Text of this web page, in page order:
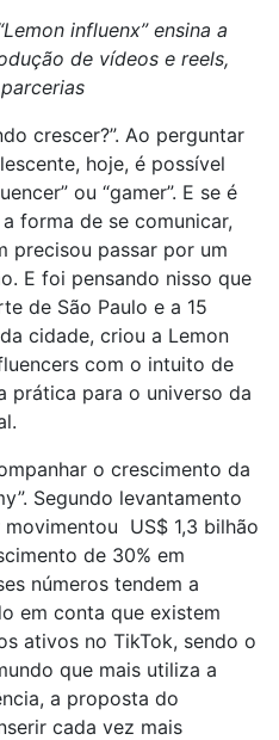
influenx” ensina a
de vídeos e reels,
crescer?”. Ao perguntar
hoje, é possível
ou “gamer”. E se é
forma de se comunicar,
precisou passar por um
E foi pensando nisso que
de São Paulo e a 15
cidade, criou a Lemon
com o intuito de
prática para o universo da
o crescimento da
Segundo levantamento
US$ 1,3 bilhão
de 30% em
números tendem a
em conta que existem
ativos no TikTok, sendo o
que mais utiliza a
a proposta do
cada vez mais